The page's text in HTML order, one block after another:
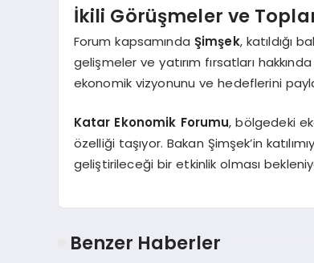
İkili Görüşmeler ve
Forum kapsamında Şimşek, katıldığı
gelişmeler ve yatırım fırsatları
ekonomik vizyonunu ve hedeflerini
Katar Ekonomik Forumu, bölgedeki
özelliği taşıyor. Bakan Şimşek’in
geliştirileceği bir etkinlik olması
Benzer Haberler